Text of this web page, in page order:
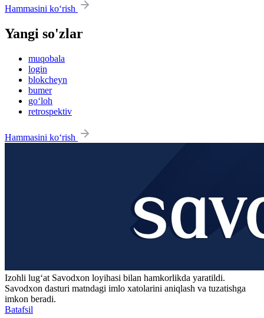
Hammasini ko‘rish
Yangi so'zlar
muqobala
login
blokcheyn
bumer
go‘loh
retrospektiv
Hammasini ko‘rish
Izohli lugʻat Savodxon loyihasi bilan hamkorlikda yaratildi.
Savodxon dasturi matndagi imlo xatolarini aniqlash va tuzatishga
imkon beradi.
Batafsil